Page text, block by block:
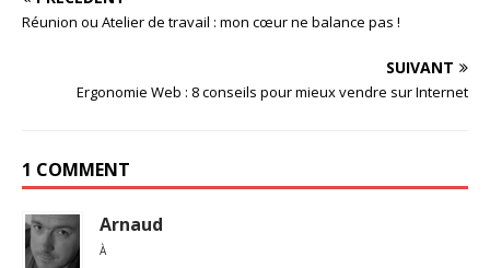
Réunion ou Atelier de travail : mon cœur ne balance pas !
SUIVANT
Ergonomie Web : 8 conseils pour mieux vendre sur Internet
1 COMMENT
Arnaud
À